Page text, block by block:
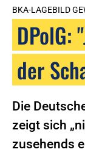
BKA-LAGEBILD
DPolG:
der
Die
zeigt sich
zusehends